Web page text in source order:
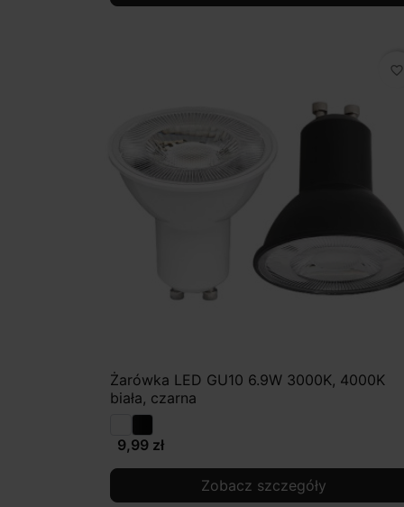
favorite_border
Żarówka LED GU10 6.9W 3000K, 4000K
biała, czarna
9,99 zł
Zobacz szczegóły